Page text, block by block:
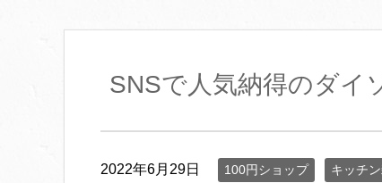
SNSで人気納得のダイ
2022年6月29日 100円ショップ キッチ